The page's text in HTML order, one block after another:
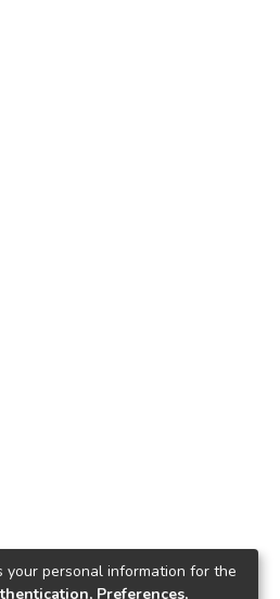
your personal information for the
Preferences,